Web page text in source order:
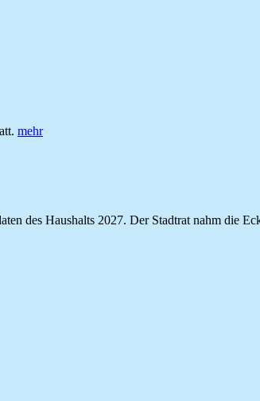
mehr
des Haushalts 2027. Der Stadtrat nahm die